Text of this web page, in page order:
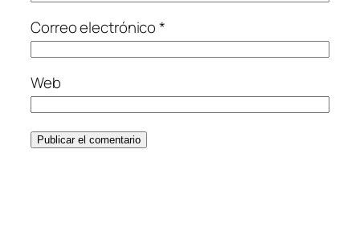
Correo electrónico*
Web